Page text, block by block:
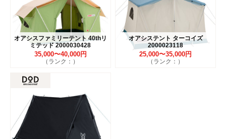
オアシスファミリーテント 40thリ
ミテッド 2000030428
35,000〜40,000円
（ランク：）
オアシステント ターコイズ
2000023118
25,000〜35,000円
（ランク：）